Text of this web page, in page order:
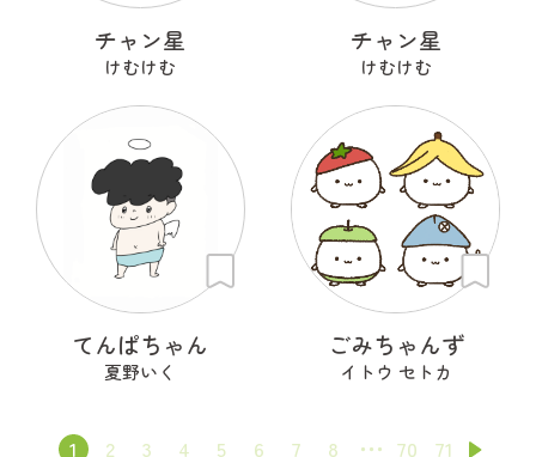
チャン星
けむけむ
チャン星
けむけむ
てんぱちゃん
夏野いく
ごみちゃんず
イトウ セトカ
1 2 3 4 5 6 7 8 70 71